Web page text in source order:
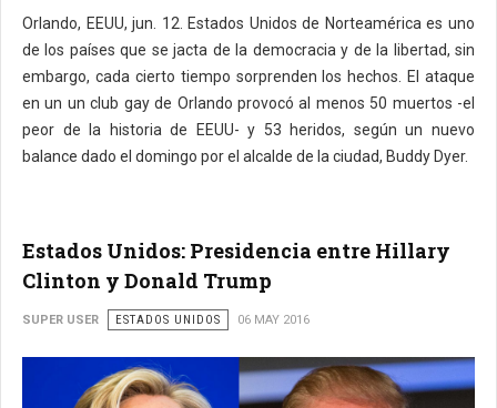
Orlando, EEUU, jun. 12. Estados Unidos de Norteamérica es uno
de los países que se jacta de la democracia y de la libertad, sin
embargo, cada cierto tiempo sorprenden los hechos. El ataque
en un un club gay de Orlando provocó al menos 50 muertos -el
peor de la historia de EEUU- y 53 heridos, según un nuevo
balance dado el domingo por el alcalde de la ciudad, Buddy Dyer.
Estados Unidos: Presidencia entre Hillary
Clinton y Donald Trump
SUPER USER ESTADOS UNIDOS 06 MAY 2016